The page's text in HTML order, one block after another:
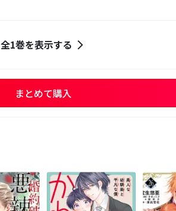
全1巻を表示する
まとめて購入